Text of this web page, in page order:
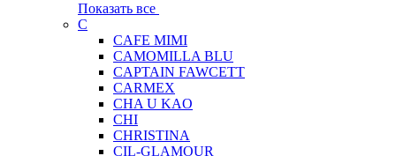
Показать все
C
CAFE MIMI
CAMOMILLA BLU
CAPTAIN FAWCETT
CARMEX
CHA U KAO
CHI
CHRISTINA
CIL-GLAMOUR